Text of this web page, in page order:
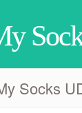
Socks